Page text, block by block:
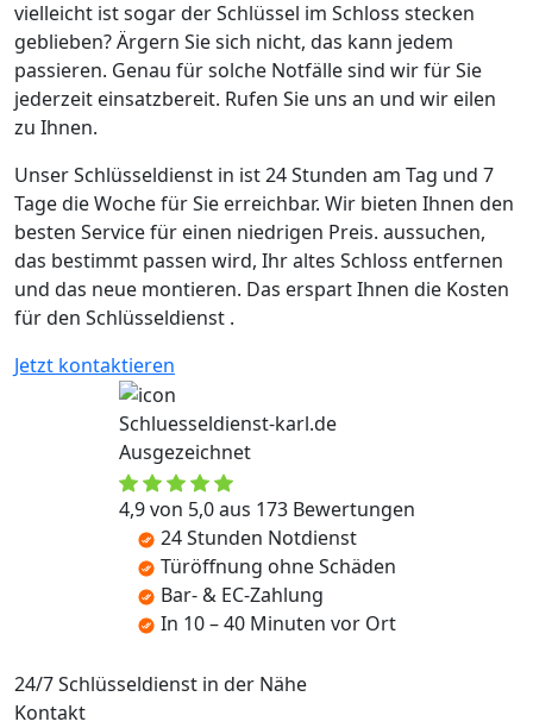
vielleicht ist sogar der Schlüssel im Schloss stecken
geblieben? Ärgern Sie sich nicht, das kann jedem
passieren. Genau für solche Notfälle sind wir für Sie
jederzeit einsatzbereit. Rufen Sie uns an und wir eilen
zu Ihnen.
Unser Schlüsseldienst in ist 24 Stunden am Tag und 7
Tage die Woche für Sie erreichbar. Wir bieten Ihnen den
besten Service für einen niedrigen Preis. aussuchen,
das bestimmt passen wird, Ihr altes Schloss entfernen
und das neue montieren. Das erspart Ihnen die Kosten
für den Schlüsseldienst .
Jetzt kontaktieren
Schluesseldienst-karl.de
Ausgezeichnet
4,9 von 5,0 aus 173 Bewertungen
24 Stunden Notdienst
Türöffnung ohne Schäden
Bar- & EC-Zahlung
In 10 – 40 Minuten vor Ort
24/7 Schlüsseldienst in der Nähe
Kontakt